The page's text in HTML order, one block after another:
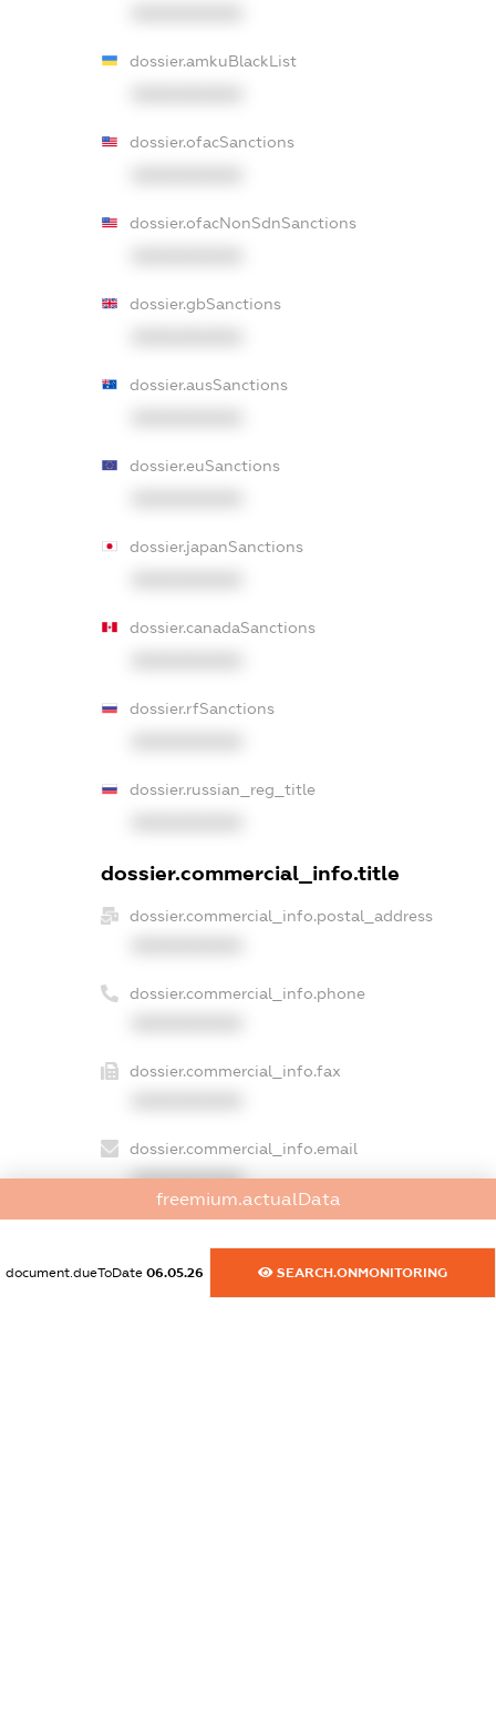
dossier.amkuBlackList
dossier.ofacSanctions
dossier.ofacNonSdnSanctions
dossier.gbSanctions
dossier.ausSanctions
dossier.euSanctions
dossier.japanSanctions
dossier.canadaSanctions
dossier.rfSanctions
dossier.russian_reg_title
dossier.commercial_info.title
dossier.commercial_info.postal_address
dossier.commercial_info.phone
dossier.commercial_info.fax
dossier.commercial_info.email
XXXXXXXXXX
freemium.actualData
document.dueToDate 06.05.26 SEARCH.ONMONITORING